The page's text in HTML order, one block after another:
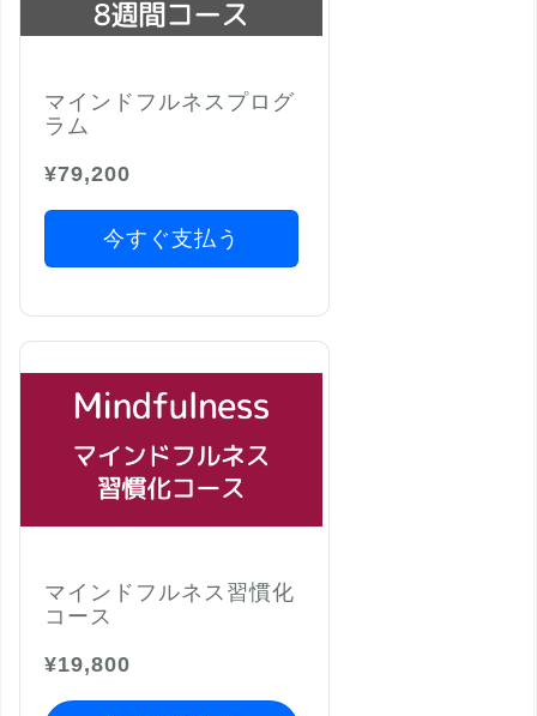
マインドフルネスプログ
ラム
¥79,200
今すぐ支払う
マインドフルネス習慣化
コース
¥19,800